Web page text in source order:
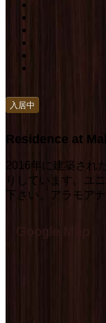
入居中
Residence at
2016年に建築され
りしています。ユ
下さい。アラモア
Google Map